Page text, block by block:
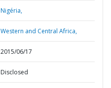
Nigéria,
Western and Central Africa,
2015/06/17
Disclosed